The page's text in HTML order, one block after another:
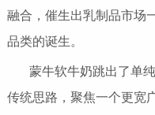
融合，催生出乳制品市
品类的诞生。
蒙牛软牛奶跳出了单
传统思路，聚焦一个更宽